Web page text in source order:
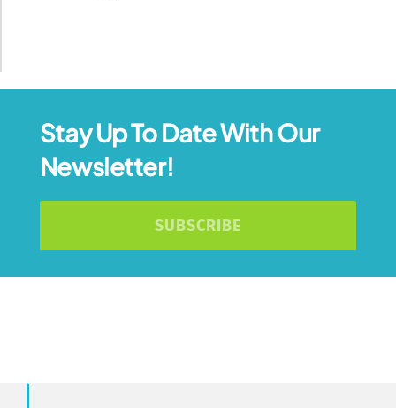
Stay Up To Date With Our
Newsletter!
SUBSCRIBE